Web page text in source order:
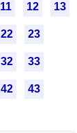
11 12 13
22 23
32 33
42 43